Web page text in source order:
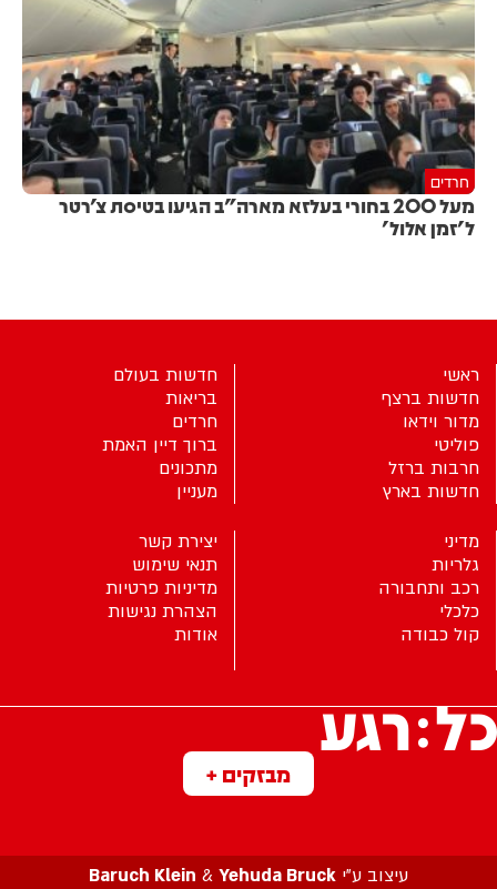
חרדים
מעל 200 בחורי בעלזא מארה"ב הגיעו בטיסת צ'רטר
ל'זמן אלול'
מבזקים +
ראשי
חדשות ברצף
מדור וידאו
פוליטי
חרבות ברזל
חדשות בארץ
חדשות בעולם
בריאות
חרדים
ברוך דיין האמת
מתכונים
מעניין
מדיני
גלריות
רכב ותחבורה
כלכלי
קול כבודה
יצירת קשר
תנאי שימוש
מדיניות פרטיות
הצהרת נגישות
אודות
עיצוב ע”י Baruch Klein & Yehuda Bruck